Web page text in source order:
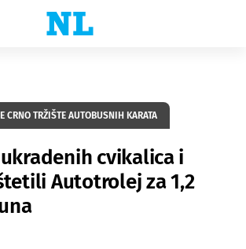
CRNO TRŽIŠTE AUTOBUSNIH KARATA
cvikalica i
Autotrolej za 1,2